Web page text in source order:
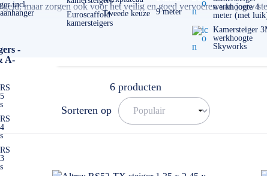
incl.
-
A-
Euroscaffold
kamersteigers
Tweede keuze
9 meter
werkhoogte 4
meter (met
Kamersteiger
werkhoogte
Skyworks
geld, maar zorgen ook voor het veilig en goed vervoeren van jouw
6producten
Sorteren op